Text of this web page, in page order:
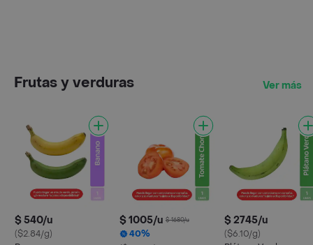
Frutas y verduras Ver más
$ 540/u
($2.84/g)
$ 1005/u $ 1680/u
40%
$ 2745/u
($6.10/g)